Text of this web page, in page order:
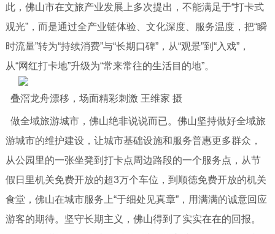
此，佛山市在文旅产业发展上多次提出，不能满足于“打卡式
观光”，而是通过全产业链体验、文化深度、服务温度，把“瞬
时流量”转为“持续消费”与“长期口碑”，从“观景”到“入戏”，
从“网红打卡地”升级为“常来常往的生活目的地”。
叠滘龙舟漂移，场面精彩刺激 王维家 摄
做全域旅游城市，佛山绝非说说而已。佛山坚持做好全域旅
游城市的维护建设，让城市基础设施和服务普惠更多群众，
从公园里的一张坐凳到打卡点周边路段的一个服务点，从节
假日里机关免费开放的超3万个车位，到顺德免费开放的机关
食堂，佛山在城市服务上“于细处见真章”，用满满的诚意回应
游客的期待。坚守长期主义，佛山得到了实实在在的回报。